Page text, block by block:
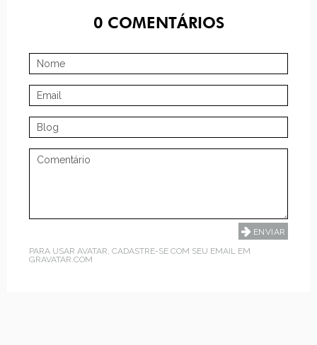
0COMENTÁRIOS
PARA USAR AVATAR, CADASTRE-SE COM SEU EMAIL EM
GRAVATAR.COM